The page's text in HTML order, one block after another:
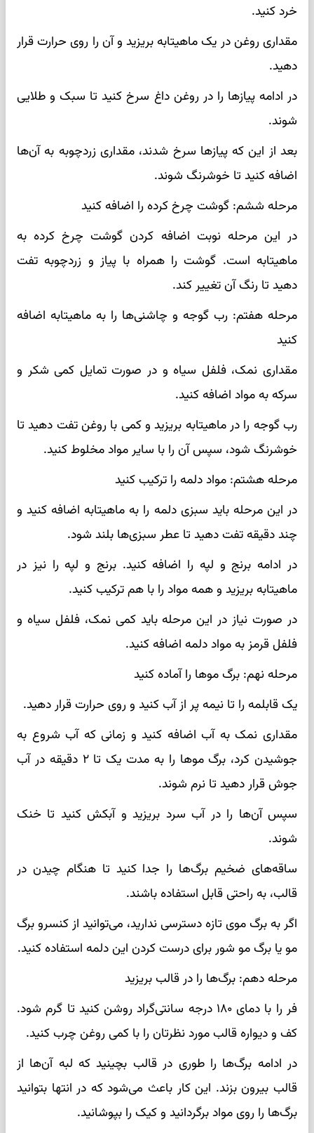
خرد کنید.
مقداری روغن در یک ماهیتابه بریزید و آن را روی حرارت قرار
دهید.
در ادامه پیازها را در روغن داغ سرخ کنید تا سبک و طلایی
شوند.
بعد از این که پیازها سرخ شدند، مقداری زردچوبه به آن‌ها
اضافه کنید تا خوشرنگ شوند.
مرحله ششم: گوشت چرخ کرده را اضافه کنید
در این مرحله نوبت اضافه کردن گوشت چرخ کرده به
ماهیتابه است. گوشت را همراه با پیاز و زردچوبه تفت
دهید تا رنگ آن تغییر کند.
مرحله هفتم: رب گوجه و چاشنی‌ها را به ماهیتابه اضافه
کنید
مقداری نمک، فلفل سیاه و در صورت تمایل کمی شکر و
سرکه به مواد اضافه کنید.
رب گوجه را در ماهیتابه بریزید و کمی با روغن تفت دهید تا
خوشرنگ شود، سپس آن را با سایر مواد مخلوط کنید.
مرحله هشتم: مواد دلمه را ترکیب کنید
در این مرحله باید سبزی دلمه را به ماهیتابه اضافه کنید و
چند دقیقه تفت دهید تا عطر سبزی‌ها بلند شود.
در ادامه برنج و لپه را اضافه کنید. برنج و لپه را نیز در
ماهیتابه بریزید و همه مواد را با هم ترکیب کنید.
در صورت نیاز در این مرحله باید کمی نمک، فلفل سیاه و
فلفل قرمز به مواد دلمه اضافه کنید.
مرحله نهم: برگ موها را آماده کنید
یک قابلمه را تا نیمه پر از آب کنید و روی حرارت قرار دهید.
مقداری نمک به آب اضافه کنید و زمانی که آب شروع به
جوشیدن کرد، برگ‌ موها را به مدت یک تا ۲ دقیقه در آب
جوش قرار دهید تا نرم شوند.
سپس آن‌ها را در آب سرد بریزید و آبکش کنید تا خنک
شوند.
ساقه‌های ضخیم برگ‌ها را جدا کنید تا هنگام چیدن در
قالب، به ‌راحتی قابل استفاده باشند.
اگر به برگ موی تازه دسترسی ندارید، می‌توانید از کنسرو برگ
مو یا برگ مو شور برای درست کردن این دلمه استفاده کنید.
مرحله دهم: برگ‌ها را در قالب بریزید
فر را با دمای ۱۸۰ درجه سانتی‌گراد روشن کنید تا گرم شود.
کف و دیواره قالب مورد نظرتان را با کمی روغن چرب کنید.
در ادامه برگ‌ها را طوری در قالب بچینید که لبه آن‌ها از
قالب بیرون بزند. این کار باعث می‌شود که در انتها بتوانید
برگ‌ها را روی مواد برگردانید و کیک را بپوشانید.